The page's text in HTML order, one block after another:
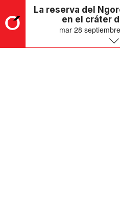
La reserva del
en el cráter
mar 28